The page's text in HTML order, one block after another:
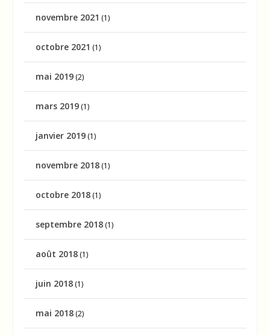
novembre 2021 (1)
octobre 2021 (1)
mai 2019 (2)
mars 2019 (1)
janvier 2019 (1)
novembre 2018 (1)
octobre 2018 (1)
septembre 2018 (1)
août 2018 (1)
juin 2018 (1)
mai 2018 (2)